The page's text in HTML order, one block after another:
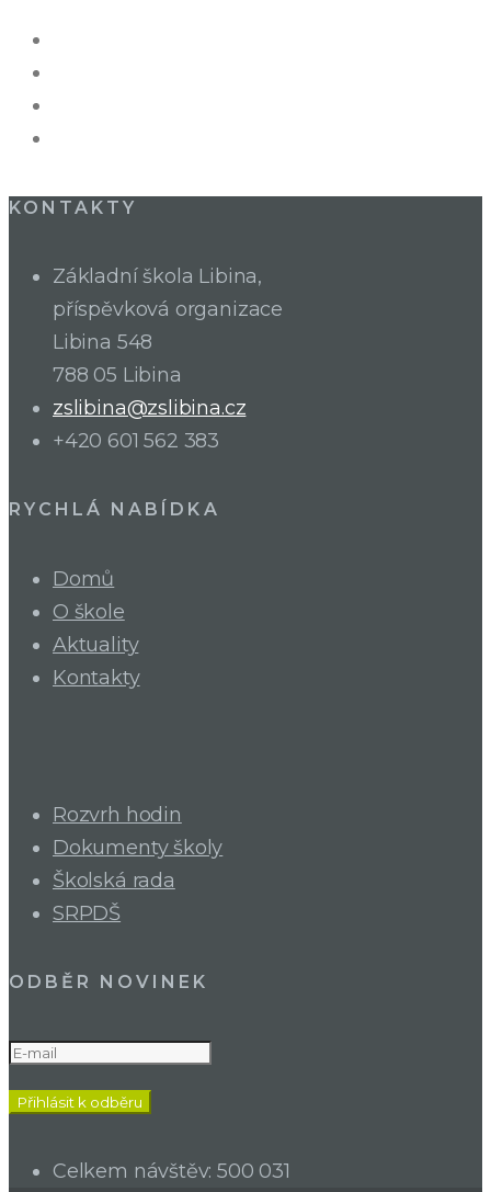
KONTAKTY
Základní škola Libina,
příspěvková organizace
Libina 548
788 05 Libina
zslibina@zslibina.cz
+420 601 562 383
RYCHLÁ NABÍDKA
Domů
O škole
Aktuality
Kontakty
Rozvrh hodin
Dokumenty školy
Školská rada
SRPDŠ
ODBĚR NOVINEK
Celkem návštěv:500 031